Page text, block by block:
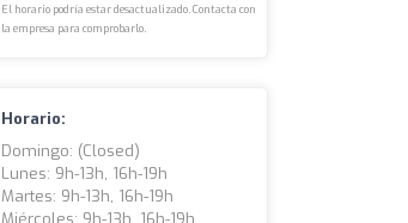
El horario podría estar desactualizado. Contacta con
la empresa para comprobarlo.
Horario:
Domingo: (closed)
Lunes: 9h-13h, 16h-19h
Martes: 9h-13h, 16h-19h
Miércoles: 9h-13h, 16h-19h